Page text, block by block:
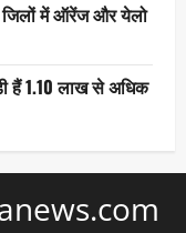
जिलों में ऑरेंज और येलो
हैं 1.10 लाख से अधिक